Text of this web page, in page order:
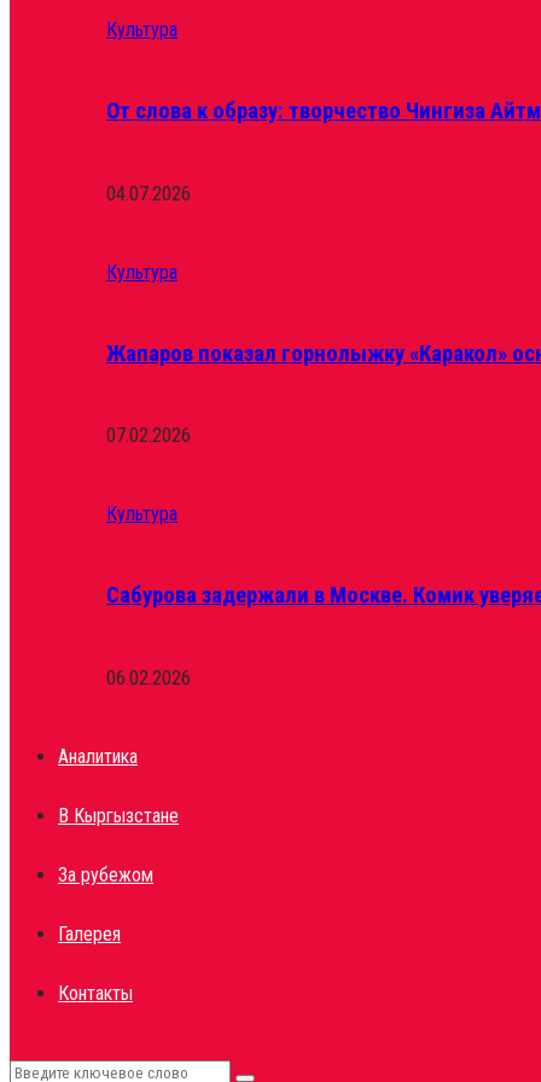
Культура
От слова к образу: творчество Чингиза
04.07.2026
Культура
Жапаров показал горнолыжку «Каракол»
07.02.2026
Культура
Сабурова задержали в Москве. Комик
06.02.2026
Аналитика
В Кыргызстане
За рубежом
Галерея
Контакты
Search